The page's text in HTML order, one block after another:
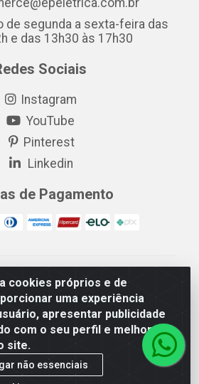
cookies próprios e de
uma experiência
apresentar publicidade
com o seu perfil e melhorar a
site.
não essenciais
de segunda a sexta-feira das
e das 13h30 às 17h30
Sociais
Instagram
YouTube
Pinterest
Linkedin
de Pagamento
18.621.731/0005-43 - Itabaiana/SE -
CEP: 49511-899
48.594.570/0001-83 - Itabaiana/SE -
CEP: 49511-899